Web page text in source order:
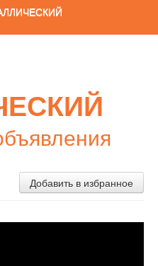
Добавить в избранное